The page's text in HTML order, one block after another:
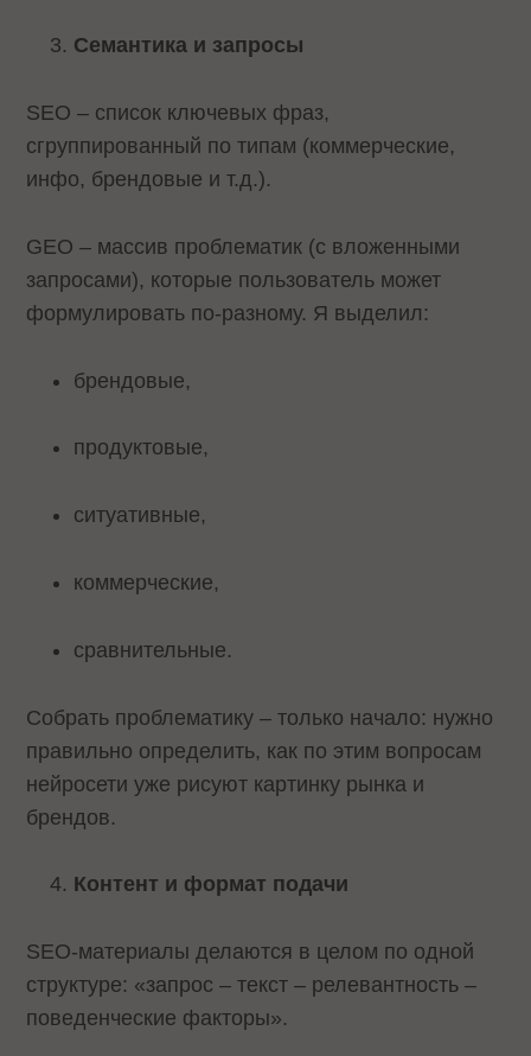
Семантика и запросы
SEO – список ключевых фраз,
сгруппированный по типам (коммерческие,
инфо, брендовые и т.д.).
GEO – массив проблематик (с вложенными
запросами), которые пользователь может
формулировать по-разному. Я выделил:
брендовые,
продуктовые,
ситуативные,
коммерческие,
сравнительные.
Собрать проблематику – только начало: нужно
правильно определить, как по этим вопросам
нейросети уже рисуют картинку рынка и
брендов.
Контент и формат подачи
SEO-материалы делаются в целом по одной
структуре: «запрос – текст – релевантность –
поведенческие факторы».